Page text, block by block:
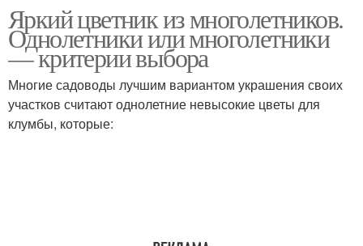
Яркий цветник из многолетников.
Однолетники или многолетники
— критерии выбора
Многие садоводы лучшим вариантом украшения своих
участков считают однолетние невысокие цветы для
клумбы, которые: